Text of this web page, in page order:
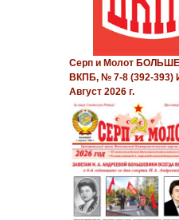
Серп и Молот
ВКПБ, № 7-8 (392-393)
Август 2026 г.